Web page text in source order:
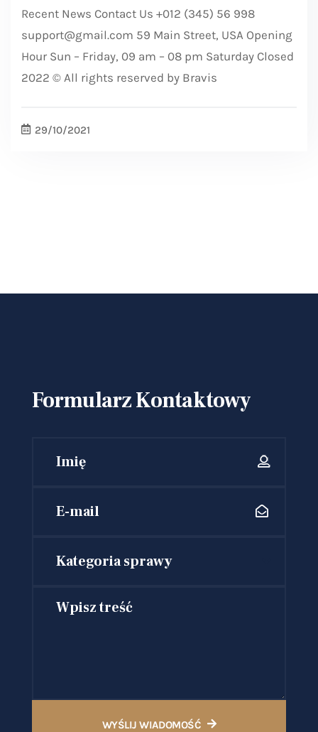
Recent News Contact Us +012 (345) 56 998
support@gmail.com 59 Main Street, USA Opening
Hour Sun – Friday, 09 am – 08 pm Saturday Closed
2022 © All rights reserved by Bravis
29/10/2021
Formularz Kontaktowy
Kategoria sprawy
WYŚLIJ WIADOMOŚĆ